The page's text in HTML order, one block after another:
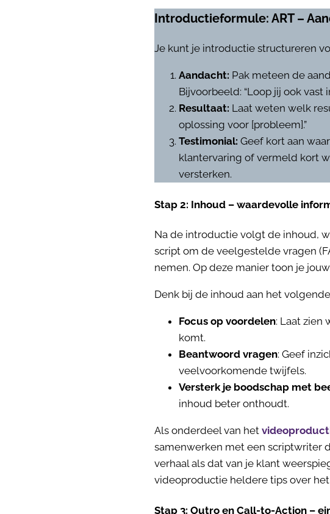
Introductieformule: ART –
Je kunt je introductie structureren
Aandacht: Pak meteen de
Bijvoorbeeld: “Loop jij ook vast
Resultaat: Laat weten welk
oplossing voor [probleem].”
Testimonial: Geef kort aan
klantervaring of vermeld kort
versterken.
Stap 2: Inhoud – waardevolle
Na de introductie volgt de inhoud,
script om de veelgestelde vragen
nemen. Op deze manier toon je
Denk bij de inhoud aan het
Focus op voordelen: Laat zien
komt.
Beantwoord vragen: Geef
veelvoorkomende twijfels.
Versterk je boodschap met
inhoud beter onthoudt.
Als onderdeel van het
samenwerken met een scriptwriter
verhaal als dat van je klant
videoproductie heldere tips over
Stap 3: Outro en Call-to-Action –